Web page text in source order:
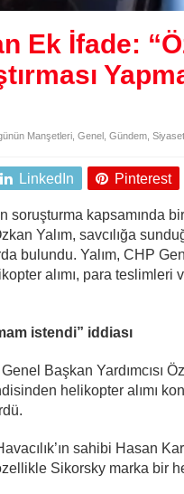
Ek İfade:
Manşetleri, Genel , Gündem, Siyaset
LinkedIn Pinterest
soruşturma kapsamında
Yalım, savcılığa
bulundu. Yalım, CHP
alımı, para
istendi” iddiası
Başkan Yardımcısı
helikopter alımı
sahibi Hasan
Sikorsky marka bir